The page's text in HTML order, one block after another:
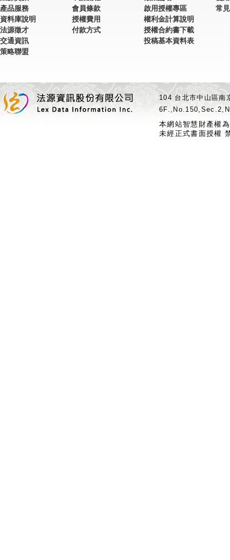
產品服務
資料庫說明
法源徵才
交通資訊
策略聯盟
會員條款
授權費用
付款方式
啟用授權專區
權利金計算說明
授權合約書下載
投稿基本資料表
常
104 台北市中山區
本網站智慧財產權
未經正式書面授權